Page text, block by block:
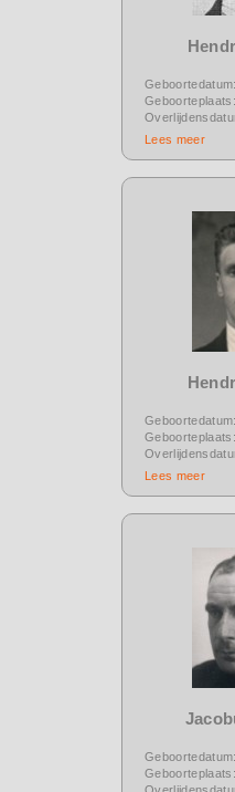
Lees meer
Lees meer